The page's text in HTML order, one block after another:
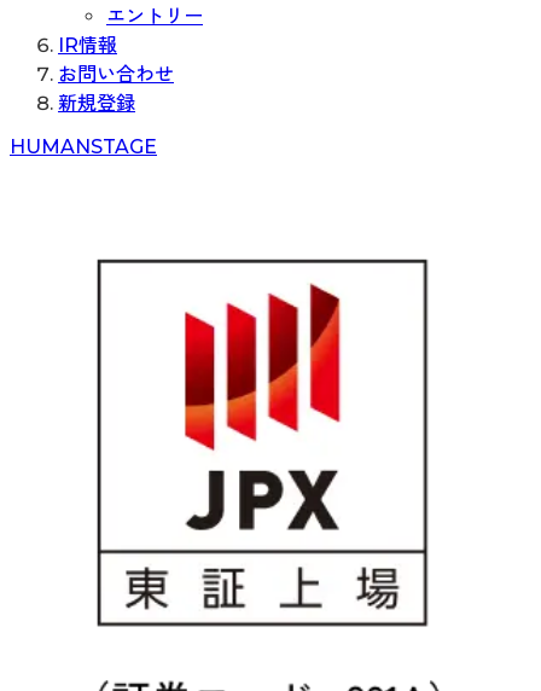
エントリー
IR情報
お問い合わせ
新規登録
HUMANSTAGE